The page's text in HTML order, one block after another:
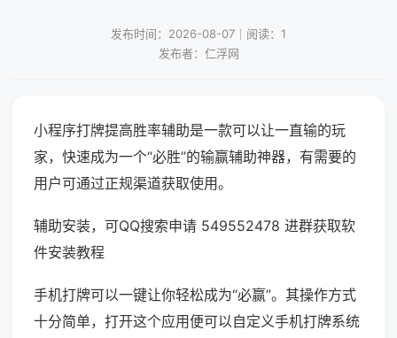
发布时间：2026-08-07｜阅读：1
发布者：仁浮网
小程序打牌提高胜率辅助是一款可以让一直输的玩
家，快速成为一个“必胜”的输赢辅助神器，有需要的
用户可通过正规渠道获取使用。
辅助安装，可QQ搜索申请 549552478 进群获取软
件安装教程
手机打牌可以一键让你轻松成为“必赢”。其操作方式
十分简单，打开这个应用便可以自定义手机打牌系统